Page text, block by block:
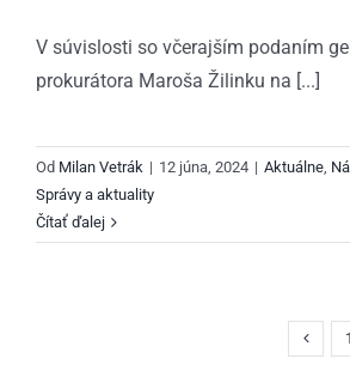
V súvislosti so včerajším podaním
prokurátora Maroša Žilinku na [...]
Od Milan Vetrák | 12 júna, 2024 | Aktuálne
Správy a aktuality
Čítať ďalej
1